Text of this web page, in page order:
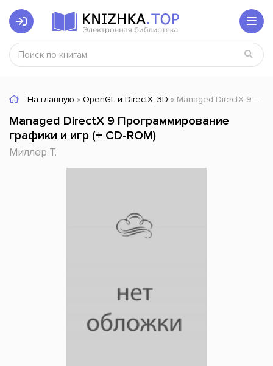
На главную » OpenGL и DirectX, 3D » Managed DirectX 9 Программирование графики и игр (+ CD-ROM)
Managed DirectX 9 Программирование
графики и игр (+ CD-ROM)
Миллер Т.